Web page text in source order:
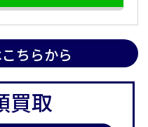
ちらから
買取